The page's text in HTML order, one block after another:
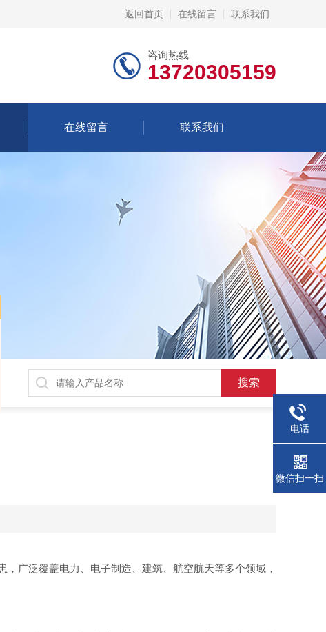
返回首页 在线留言 联系我们
咨询热线
13720305159
在线留言 联系我们
广泛覆盖电力、电子制造、建筑、航空航天等多个领域，
电话
微信扫一扫